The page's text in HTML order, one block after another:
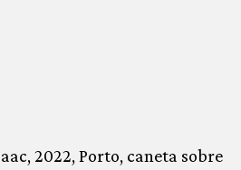
2022, Porto, caneta sobre